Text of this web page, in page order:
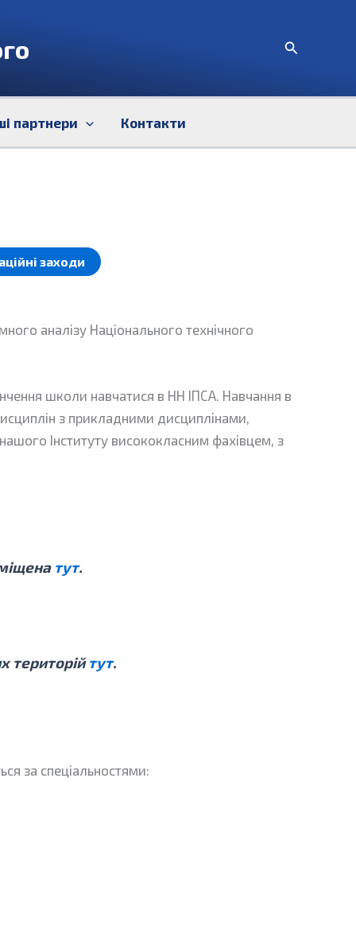
Пошук
партнери Контакти
заходи
аналізу Національного технічного
школи навчатися в НН ІПСА. Навчання в
з прикладними дисциплінами,
Інституту висококласним фахівцем, з
тут.
територійтут.
за спеціальностями: